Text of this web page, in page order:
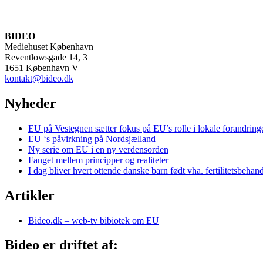
BIDEO
Mediehuset København
Reventlowsgade 14, 3
1651 København V
kontakt@bideo.dk
Nyheder
EU på Vestegnen sætter fokus på EU’s rolle i lokale
EU ‘s påvirkning på Nordsjælland
Ny serie om EU i en ny verdensorden
Fanget mellem principper og realiteter
I dag bliver hvert ottende danske barn født vha.
Artikler
Bideo.dk – web-tv bibiotek om EU
Bideo er driftet af: